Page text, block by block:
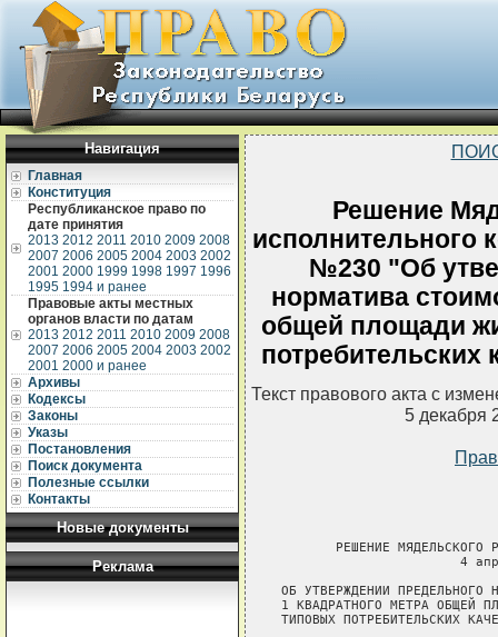
Навигация
Главная
Конституция
Республиканское право по
дате принятия
2013 2012 2011 2010 2009 2008
2007 2006 2005 2004 2003 2002
2001 2000 1999 1998 1997 1996
1995 1994 и ранее
Правовые акты местных
органов власти по датам
2013 2012 2011 2010 2009 2008
2007 2006 2005 2004 2003 2002
2001 2000 и ранее
Архивы
Кодексы
Законы
Указы
Постановления
Поиск документа
Полезные ссылки
Контакты
Новые документы
Реклама
Решение
исполнительного
№230 "Об
норматива
общей площади
потребительских
Текст правового акта с
5 декабря
РЕШЕНИЕ МЯДЕЛЬСКОГО
4
ОБ УТВЕРЖДЕНИИ ПРЕДЕЛЬНОГО
1 КВАДРАТНОГО МЕТРА ОБЩЕЙ
ТИПОВЫХ ПОТРЕБИТЕЛЬСКИХ